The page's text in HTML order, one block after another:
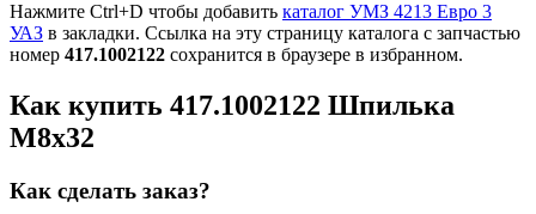
Нажмите Ctrl+D чтобы добавить каталог УМЗ 4213 Евро 3
УАЗ в закладки. Ссылка на эту страницу каталога с запчастью
номер 417.1002122 сохранится в браузере в избранном.
Как купить 417.1002122 Шпилька
М8х32
Как сделать заказ?